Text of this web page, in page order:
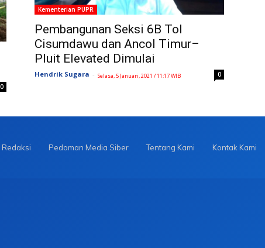
0
Kementerian PUPR
Pembangunan Seksi 6B Tol
Cisumdawu dan Ancol Timur–
Pluit Elevated Dimulai
Hendrik Sugara - Selasa, 5 Januari, 2021 / 11:17 WIB 0
Redaksi Pedoman Media Siber Tentang Kami Kontak Kami